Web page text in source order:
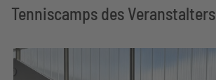
Tenniscamps des Veranstalters